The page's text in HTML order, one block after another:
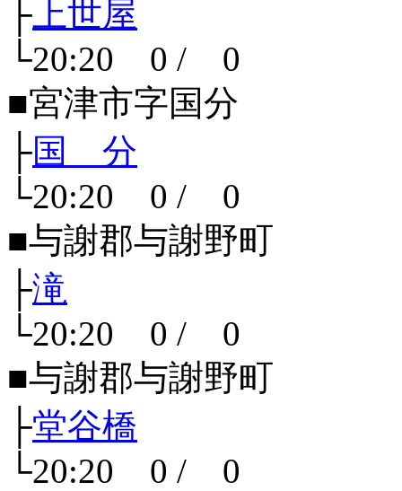
├ 上世屋
└20:20 0 / 0
■宮津市字国分
├国 分
└20:20 0 / 0
■与謝郡与謝野町
├滝
└20:20 0 / 0
■与謝郡与謝野町
├堂谷橋
└20:20 0 / 0